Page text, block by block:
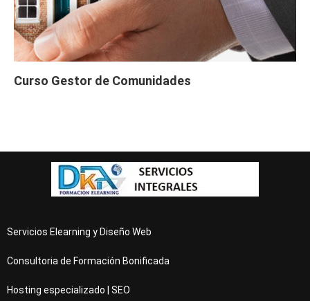
Curso Gestor de Comunidades
Servicios Elearning y Diseño Web
Consultoria de Formación Bonificada
Hosting especializado | SEO